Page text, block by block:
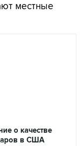
местные
о качестве
в США